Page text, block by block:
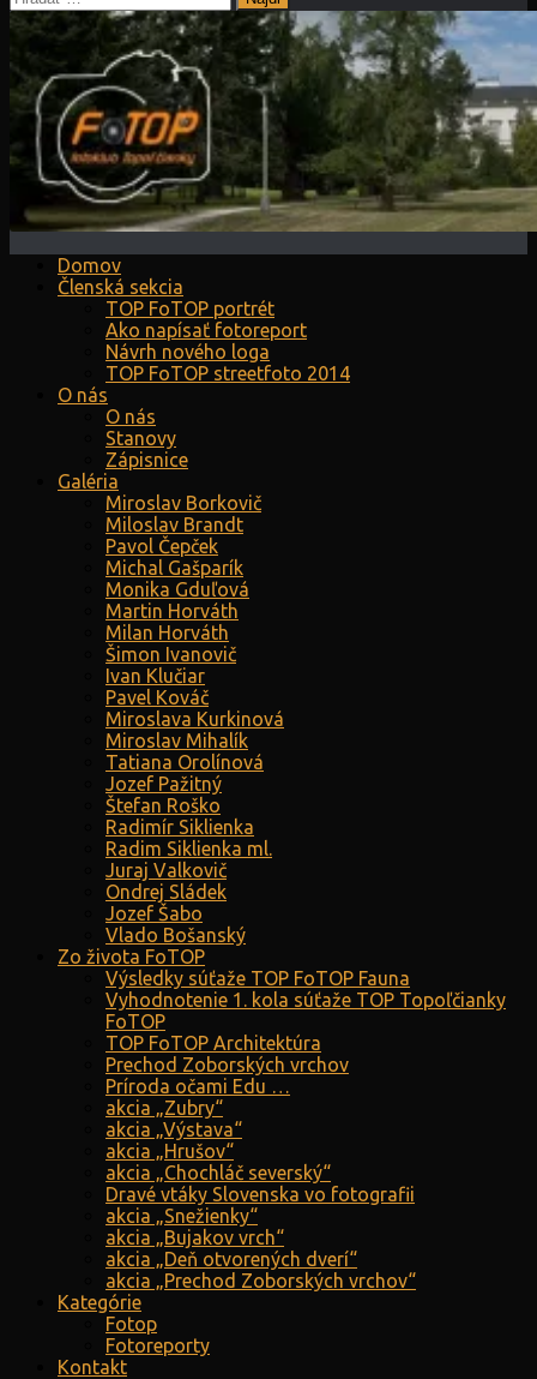
Domov
Členská sekcia
TOP FoTOP portrét
Ako napísať fotoreport
Návrh nového loga
TOP FoTOP streetfoto 2014
O nás
O nás
Stanovy
Zápisnice
Galéria
Miroslav Borkovič
Miloslav Brandt
Pavol Čepček
Michal Gašparík
Monika Gduľová
Martin Horváth
Milan Horváth
Šimon Ivanovič
Ivan Klučiar
Pavel Kováč
Miroslava Kurkinová
Miroslav Mihalík
Tatiana Orolínová
Jozef Pažitný
Štefan Roško
Radimír Siklienka
Radim Siklienka ml.
Juraj Valkovič
Ondrej Sládek
Jozef Šabo
Vlado Bošanský
Zo života FoTOP
Výsledky súťaže TOP FoTOP Fauna
Vyhodnotenie 1. kola súťaže TOP Topoľčianky
FoTOP
TOP FoTOP Architektúra
Prechod Zoborských vrchov
Príroda očami Edu …
akcia „Zubry“
akcia „Výstava“
akcia „Hrušov“
akcia „Chochláč severský“
Dravé vtáky Slovenska vo fotografii
akcia „Snežienky“
akcia „Bujakov vrch“
akcia „Deň otvorených dverí“
akcia „Prechod Zoborských vrchov“
Kategórie
Fotop
Fotoreporty
Kontakt